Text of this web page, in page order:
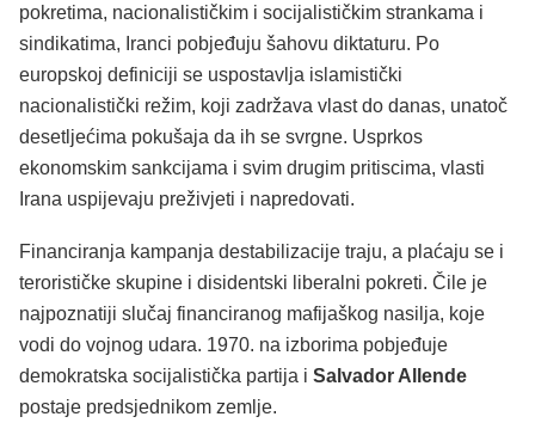
pokretima, nacionalističkim i socijalističkim strankama i
sindikatima, Iranci pobjeđuju šahovu diktaturu. Po
europskoj definiciji se uspostavlja islamistički
nacionalistički režim, koji zadržava vlast do danas, unatoč
desetljećima pokušaja da ih se svrgne. Usprkos
ekonomskim sankcijama i svim drugim pritiscima, vlasti
Irana uspijevaju preživjeti i napredovati.
Financiranja kampanja destabilizacije traju, a plaćaju se i
terorističke skupine i disidentski liberalni pokreti. Čile je
najpoznatiji slučaj financiranog mafijaškog nasilja, koje
vodi do vojnog udara. 1970. na izborima pobjeđuje
demokratska socijalistička partija i Salvador Allende
postaje predsjednikom zemlje.